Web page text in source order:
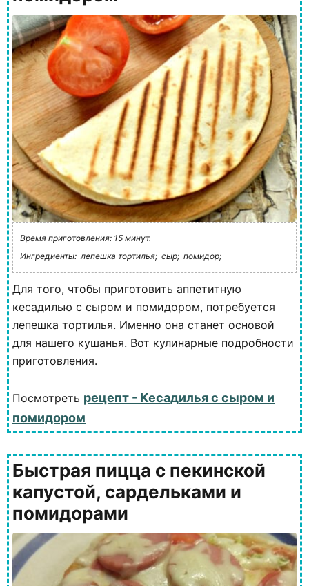
Время приготовления: 15 минут.
Ингредиенты: лепешка тортилья; сыр; помидор;
Для того, чтобы приготовить аппетитную
кесадилью с сыром и помидором, потребуется
лепешка тортилья. Именно она станет основой
для нашего кушанья. Вот кулинарные подробности
приготовления.
Посмотреть рецепт - Кесадилья с сыром и
помидором
Быстрая пицца с пекинской
капустой, сардельками и
помидорами